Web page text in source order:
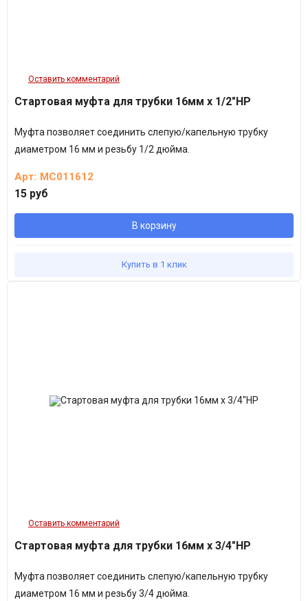
Оставить комментарий
Стартовая муфта для трубки 16мм х 1/2"НР
Муфта позволяет соединить слепую/капельную трубку
диаметром 16 мм и резьбу 1/2 дюйма.
Арт: MC011612
15 руб
В корзину
Купить в 1 клик
Оставить комментарий
Стартовая муфта для трубки 16мм х 3/4"НР
Муфта позволяет соединить слепую/капельную трубку
диаметром 16 мм и резьбу 3/4 дюйма.